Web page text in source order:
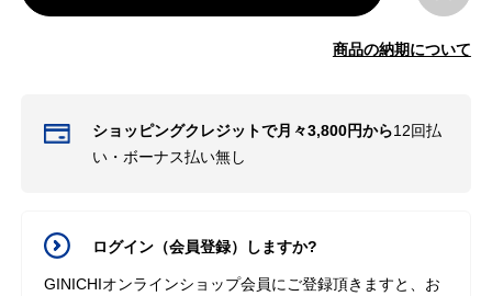
商品の納期について
ショッピングクレジットで月々3,800円から12回払
い・ボーナス払い無し
ログイン（会員登録）しますか?
GINICHIオンラインショップ会員にご登録頂きますと、お